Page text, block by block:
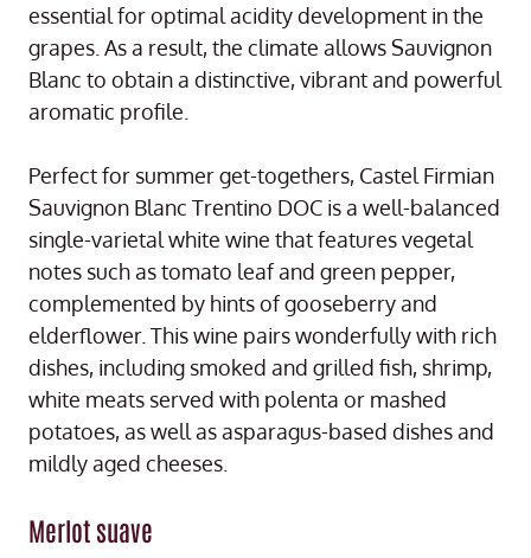
essential for optimal acidity development in the
grapes. As a result, the climate allows Sauvignon
Blanc to obtain a distinctive, vibrant and powerful
aromatic profile.
Perfect for summer get-togethers, Castel Firmian
Sauvignon Blanc Trentino DOC is a well-balanced
single-varietal white wine that features vegetal
notes such as tomato leaf and green pepper,
complemented by hints of gooseberry and
elderflower. This wine pairs wonderfully with rich
dishes, including smoked and grilled fish, shrimp,
white meats served with polenta or mashed
potatoes, as well as asparagus-based dishes and
mildly aged cheeses.
Merlot suave